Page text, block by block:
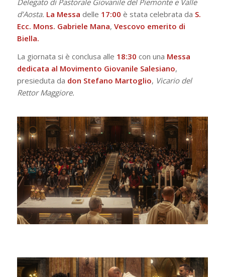
d’Aosta. La Messa delle 17:00 è stata celebrata da S.
Ecc. Mons. Gabriele Mana, Vescovo emerito di
Biella.
La giornata si è conclusa alle 18:30 con una Messa
dedicata al Movimento Giovanile Salesiano,
presieduta da don Stefano Martoglio, Vicario del
Rettor Maggiore.